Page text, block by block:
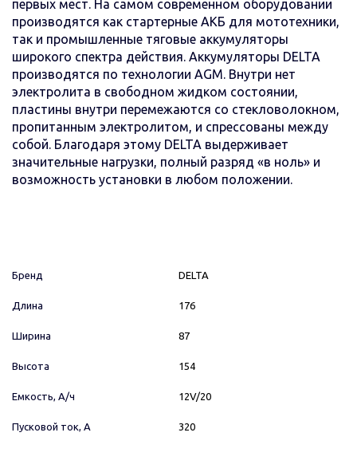
первых мест. На самом современном оборудовании
производятся как стартерные АКБ для мототехники,
так и промышленные тяговые аккумуляторы
широкого спектра действия. Аккумуляторы DELTA
производятся по технологии AGM. Внутри нет
электролита в свободном жидком состоянии,
пластины внутри перемежаются со стекловолокном,
пропитанным электролитом, и спрессованы между
собой. Благодаря этому DELTA выдерживает
значительные нагрузки, полный разряд «в ноль» и
возможность установки в любом положении.
Бренд DELTA
Длина 176
Ширина 87
Высота 154
Емкость, А/ч 12V/20
Пусковой ток, А 320